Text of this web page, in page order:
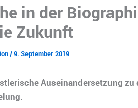
in der
Zukunft
/9. September 2019
Auseinandersetzung